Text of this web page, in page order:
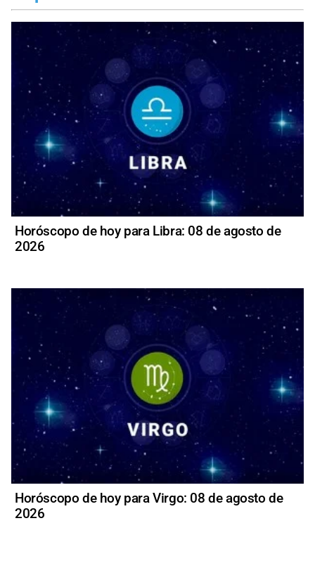
Horóscopo de hoy para Libra: 08 de agosto de
2026
Horóscopo de hoy para Virgo: 08 de agosto de
2026